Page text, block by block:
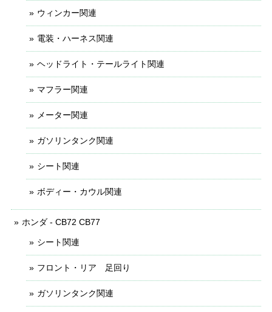
ウィンカー関連
電装・ハーネス関連
ヘッドライト・テールライト関連
マフラー関連
メーター関連
ガソリンタンク関連
シート関連
ボディー・カウル関連
ホンダ - CB72 CB77
シート関連
フロント・リア 足回り
ガソリンタンク関連